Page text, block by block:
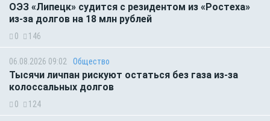
ОЭЗ «Липецк» судится с резидентом из «Ростеха»
из-за долгов на 18 млн рублей
0 146
06.08.2026 09:02 Общество
Тысячи личпан рискуют остаться без газа из-за
колоссальных долгов
0 124